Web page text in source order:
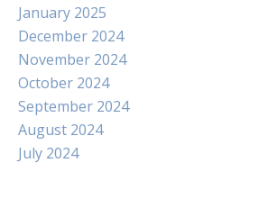
January 2025
December 2024
November 2024
October 2024
September 2024
August 2024
July 2024